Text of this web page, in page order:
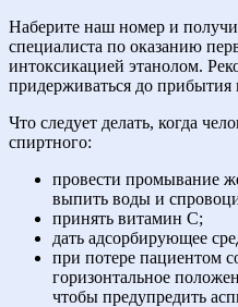
Наберите наш номер и
специалиста по оказанию
интоксикацией этанолом.
придерживаться до прибытия
Что следует делать, когда
спиртного:
провести промывание
выпить воды и
принять витамин C;
дать адсорбирующее
при потере пациентом
горизонтальное
чтобы предупредить